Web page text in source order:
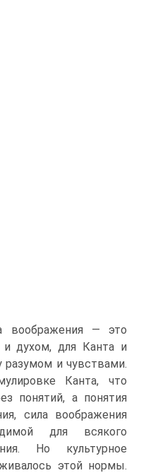
воображения — это
духом, для Канта и
и чувствами.
Канта, что
понятий, а понятия
сила воображения
для всякого
Но культурное
этой нормы.